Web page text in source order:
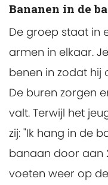
Bananen in de
De groep staat in
armen in elkaar.
benen in zodat hij
De buren zorgen
valt. Terwijl het
zij: "Ik hang in de
banaan door aan
voeten weer op